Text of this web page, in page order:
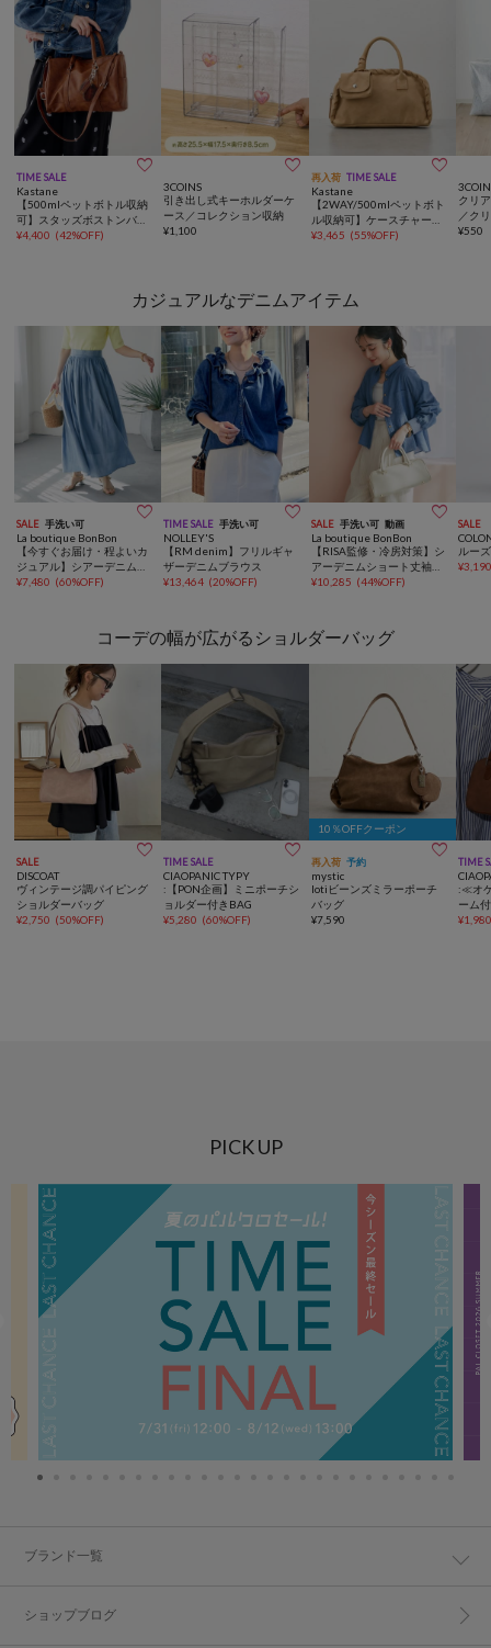
TIME SALE 
Kastane
【500mlペットボトル収納
可】スタッズボストンバッ
グ
¥4,400 (42%OFF)

3COINS
引き出し式キーホルダーケ
ース／コレクション収納
¥1,100
再入荷 TIME SALE 
Kastane
【2WAY/500mlペットボト
ル収納可】ケースチャーム
付ボストンバッグ
¥3,465 (55%OFF)
クリ
／ク
¥550
カジュアルなデニムアイテム
SALE 手洗い可 
La boutique BonBon
【今すぐお届け・程よいカ
ジュアル】シアーデニムギ
ャザーロングスカート
¥7,480 (60%OFF)
TIME SALE 手洗い可 
NOLLEY'S
【RM denim】フリルギャ
ザーデニムブラウス
¥13,464 (20%OFF)
SALE 手洗い可 動画 
La boutique BonBon
【RISA監修・冷房対策】シ
アーデニムショート丈袖口
リブシャツ
¥10,285 (44%OFF)
SALE
ルー
¥
コーデの幅が広がるショルダーバッグ
SALE 
DISCOAT
ヴィンテージ調パイピング
ショルダーバッグ
¥2,750 (50%OFF)
TIME SALE 
CIAOPANIC TYPY
:【PON企画】ミニポーチシ
ョルダー付きBAG
¥5,280 (60%OFF)
10％OFFクーポン
再入荷 予約 
mystic
lotiビーンズミラーポーチ
バッグ
¥7,590
TIME
:≪オ
ーム
¥
PICK UP
ブランド一覧
ショップブログ